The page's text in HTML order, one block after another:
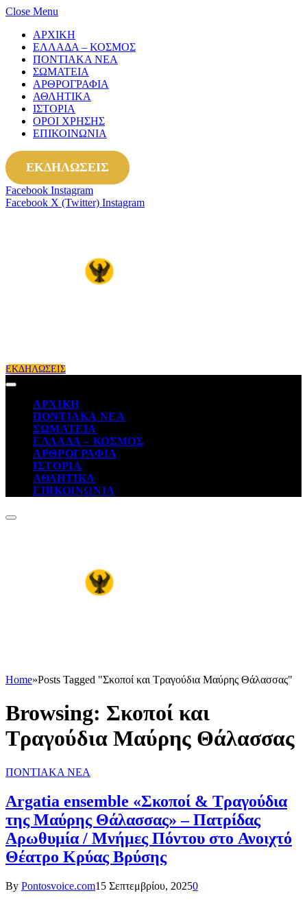
Close Menu
ΑΡΧΙΚΗ
ΕΛΛΑΔΑ – ΚΟΣΜΟΣ
ΠΟΝΤΙΑΚΑ ΝΕΑ
ΣΩΜΑΤΕΙΑ
ΑΡΘΡΟΓΡΑΦΙΑ
ΑΘΛΗΤΙΚΑ
ΙΣΤΟΡΙΑ
ΟΡΟΙ ΧΡΗΣΗΣ
ΕΠΙΚΟΙΝΩΝΙΑ
ΕΚΔΗΛΩΣΕΙΣ
Facebook Instagram
Facebook X (Twitter) Instagram
ΕΚΔΗΛΩΣΕΙΣ
ΑΡΧΙΚΗ
ΠΟΝΤΙΑΚΑ ΝΕΑ
ΣΩΜΑΤΕΙΑ
ΕΛΛΑΔΑ – ΚΟΣΜΟΣ
ΑΡΘΡΟΓΡΑΦΙΑ
ΙΣΤΟΡΙΑ
ΑΘΛΗΤΙΚΑ
ΕΠΙΚΟΙΝΩΝΙΑ
Home»Posts Tagged "Σκοποί και Τραγούδια Μαύρης Θάλασσας"
Browsing: Σκοποί και
Τραγούδια Μαύρης Θάλασσας
ΠΟΝΤΙΑΚΑ ΝΕΑ
Argatia ensemble «Σκοποί & Τραγούδια
της Μαύρης Θάλασσας» – Πατρίδας
Αρωθυμία / Μνήμες Πόντου στο Ανοιχτό
Θέατρο Κρύας Βρύσης
By Pontosvoice.com15 Σεπτεμβρίου, 20250